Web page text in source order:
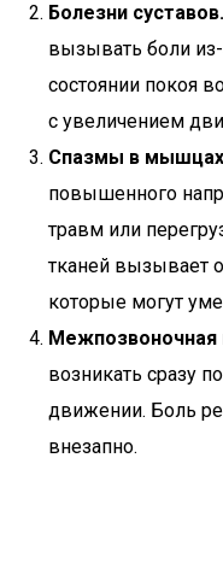
Болезни суставов.
вызывать боли
состоянии покоя
с увеличением
Спазмы в
повышенного
травм или
тканей вызывает
которые могут
возникать сразу
движении. Боль
внезапно.